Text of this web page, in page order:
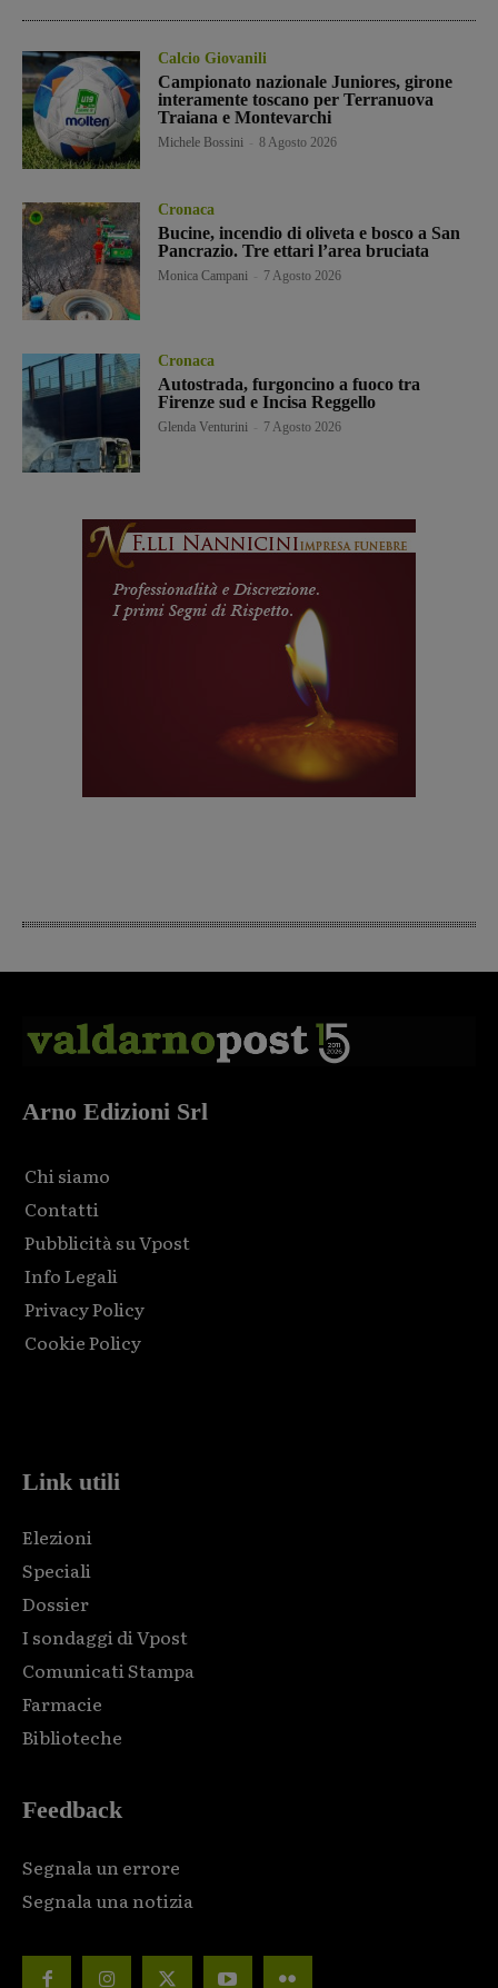
Calcio Giovanili
Campionato nazionale Juniores, girone
interamente toscano per Terranuova
Traiana e Montevarchi
Michele Bossini 8 Agosto 2026
Cronaca
Bucine, incendio di oliveta e bosco a San
Pancrazio. Tre ettari l’area bruciata
Monica Campani 7 Agosto 2026
Cronaca
Autostrada, furgoncino a fuoco tra
Firenze sud e Incisa Reggello
Glenda Venturini 7 Agosto 2026
Arno Edizioni Srl
Chi siamo
Contatti
Pubblicità su Vpost
Info Legali
Privacy Policy
Cookie Policy
Link utili
Elezioni
Speciali
Dossier
I sondaggi di Vpost
Comunicati Stampa
Farmacie
Biblioteche
Feedback
Segnala un errore
Segnala una notizia